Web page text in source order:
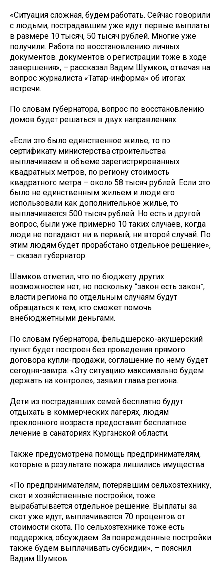
«Ситуация сложная, будем работать. Сейчас говорили
с людьми, пострадавшим уже идут первые выплаты
в размере 10 тысяч, 50 тысяч рублей. Многие уже
получили. Работа по восстановлению личных
документов, документов о регистрации тоже в ходе
завершения», – рассказал Вадим Шумков, отвечая на
вопрос журналиста «Татар-информа» об итогах
встречи.
По словам губернатора, вопрос по восстановлению
домов будет решаться в двух направлениях.
«Если это было единственное жилье, то по
сертификату министерства строительства
выплачиваем в объеме зарегистрированных
квадратных метров, по региону стоимость
квадратного метра – около 58 тысяч рублей. Если это
было не единственным жильем и люди его
использовали как дополнительное жилье, то
выплачивается 500 тысяч рублей. Но есть и другой
вопрос, были уже примерно 10 таких случаев, когда
люди не попадают ни в первый, ни второй случай. По
этим людям будет проработано отдельное решение»,
– сказал губернатор.
Шамков отметил, что по бюджету других
возможностей нет, но поскольку “закон есть закон”,
власти региона по отдельным случаям будут
обращаться к тем, кто сможет помочь
внебюджетными деньгами.
По словам губернатора, фельдшерско-акушерский
пункт будет построен без проведения прямого
договора купли-продажи, соглашение по нему будет
сегодня-завтра. «Эту ситуацию максимально будем
держать на контроле», заявил глава региона.
Дети из пострадавших семей бесплатно будут
отдыхать в коммерческих лагерях, людям
преклонного возраста предоставят бесплатное
лечение в санаториях Курганской области.
Также предусмотрена помощь предпринимателям,
которые в результате пожара лишились имущества.
«По предпринимателям, потерявшим сельхозтехнику,
скот и хозяйственные постройки, тоже
вырабатывается отдельное решение. Выплаты за
скот уже идут, выплачивается 70 процентов от
стоимости скота. По сельхозтехнике тоже есть
поддержка, обсуждаем. За поврежденные постройки
также будем выплачивать субсидии», – пояснил
Вадим Шумков.